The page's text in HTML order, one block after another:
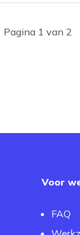
Pagina 1 van 2
Voor
FAQ